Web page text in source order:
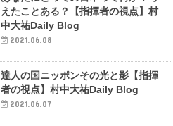
えたことある？【指揮者の視点】村
中大祐Daily Blog
2021.06.08
達人の国ニッポンその光と影【指揮
者の視点】村中大祐Daily Blog
2021.06.07